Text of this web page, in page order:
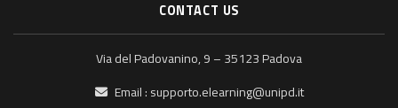
CONTACT US
Via del Padovanino, 9 – 35123 Padova
Email : supporto.elearning@unipd.it